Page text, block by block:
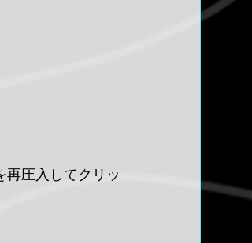
圧入してクリッ